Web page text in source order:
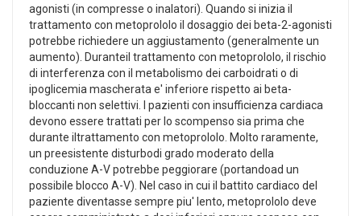
agonisti (in compresse o inalatori). Quando si inizia il
trattamento con metoprololo il dosaggio dei beta-2-agonisti
potrebbe richiedere un aggiustamento (generalmente un
aumento). Duranteil trattamento con metoprololo, il rischio
di interferenza con il metabolismo dei carboidrati o di
ipoglicemia mascherata e' inferiore rispetto ai beta-
bloccanti non selettivi. I pazienti con insufficienza cardiaca
devono essere trattati per lo scompenso sia prima che
durante iltrattamento con metoprololo. Molto raramente,
un preesistente disturbodi grado moderato della
conduzione A-V potrebbe peggiorare (portandoad un
possibile blocco A-V). Nel caso in cui il battito cardiaco del
paziente diventasse sempre piu' lento, metoprololo deve